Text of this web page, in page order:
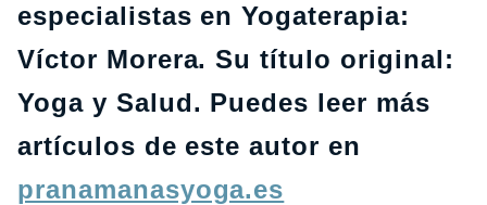
especialistas en Yogaterapia:
Víctor Morera. Su título original:
Yoga y Salud. Puedes leer más
artículos de este autor en
pranamanasyoga.es